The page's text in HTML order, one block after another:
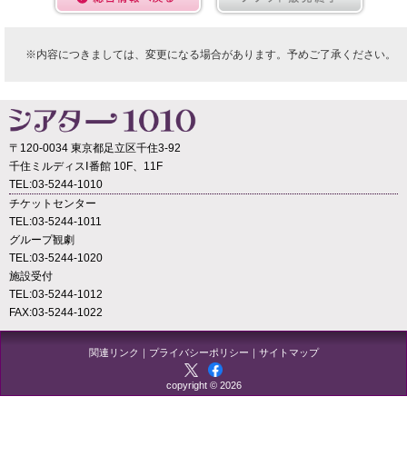
※内容につきましては、変更になる場合があります。予めご了承ください。
〒120-0034 東京都足立区千住3-92
千住ミルディスⅠ番館 10F、11F
TEL:03-5244-1010
チケットセンター
TEL:03-5244-1011
グループ観劇
TEL:03-5244-1020
施設受付
TEL:03-5244-1012
FAX:03-5244-1022
関連リンク ｜ プライバシーポリシー ｜ サイトマップ
copyright © 2026